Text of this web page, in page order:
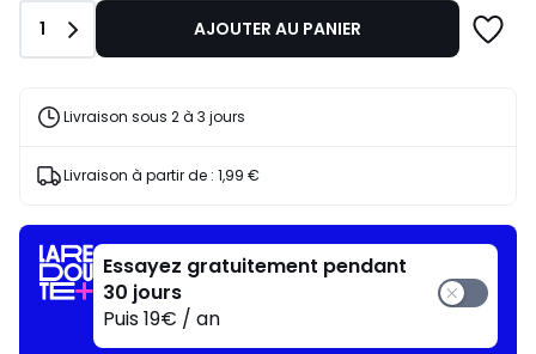
-15%
l’achat
articles
J'en
Quantité
1 AJOUTER AU PANIER
Livraison sous 2 à 3 jours
Livraison à partir de : 1,99 €
Essayez gratuitement pendant
30 jours
Puis 19€ / an